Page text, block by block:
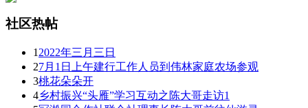
社区热帖
1 2022年三月三日
27月1日上午建行工作人员到伟林家庭农场参观
3桃花朵朵开
4乡村振兴“头雁”学习互动之陈大哥走访1